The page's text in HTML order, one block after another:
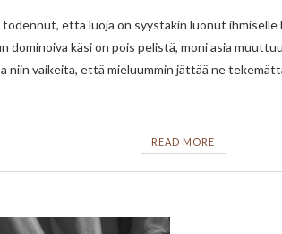
dominoiva käsi on pois pelistä, moni asia
niin vaikeita, että mieluummin jättää ne
READ MORE